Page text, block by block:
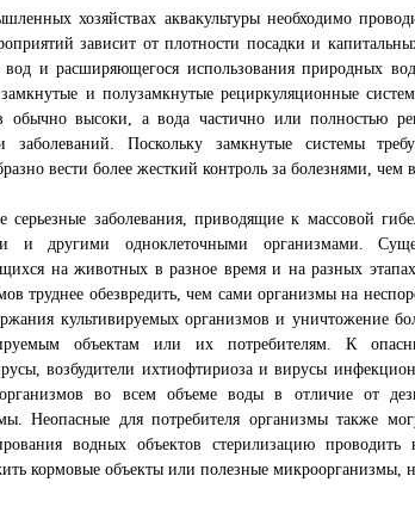
хозяйствах аквакультуры необходимо
зависит от плотности посадки и
вод и расширяющегося использования природных
замкнутые и полузамкнутые рециркуляционные
обычно высоки, а вода частично или полностью
заболеваний. Поскольку замкнутые системы
вести более жесткий контроль за болезнями, чем
серьезные заболевания, приводящие к массовой
и другими одноклеточными организмами.
на животных в разное время и на разных
труднее обезвредить, чем сами организмы на
культивируемых организмов и уничтожение
объектам или их потребителям. К
возбудители ихтиофтириоза и вирусы
во всем объеме воды в отличие от
Неопасные для потребителя организмы также
водных объектов стерилизацию
кормовые объекты или полезные